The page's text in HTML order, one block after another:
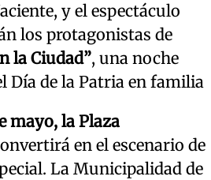
y el espectáculo
los protagonistas de
la Ciudad”, una noche
Día de la Patria en familia
mayo, la Plaza
en el escenario de
La Municipalidad de